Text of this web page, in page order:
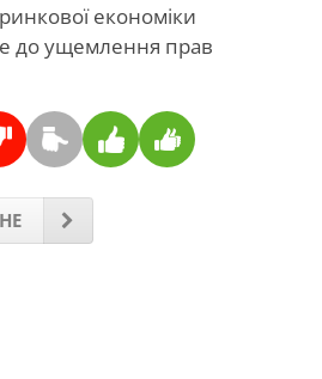
ринкової економіки
до ущемлення прав